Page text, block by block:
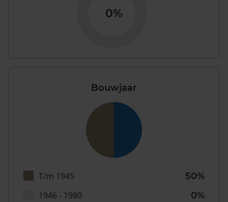
0%
Bouwjaar
T/m 1945
50%
1946 - 1980
0%